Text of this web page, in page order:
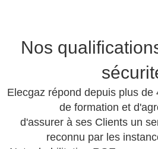
Nos
Elecgaz répond depuis plus de
de formation et
d'assurer à ses Clients un
reconnu par les